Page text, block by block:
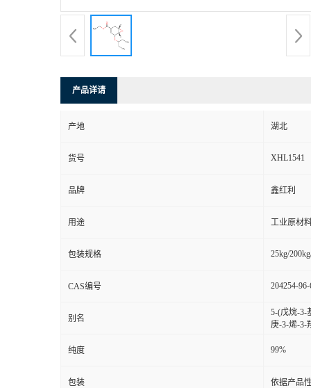
产品详请
产地 湖北
货号 XHL1541
品牌 鑫红利
用途 工业原材
包装规格 25kg/
CAS编号 204254-96-
别名
5-(戊烷-3-
庚-3-烯-3-
纯度 99%
包装 依据产品